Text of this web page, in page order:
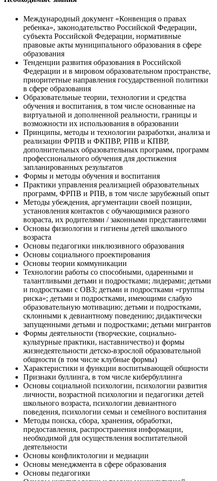
Международный документ «Конвенция о правах
ребенка», законодательство Российской Федерации,
субъекта Российской Федерации, нормативные
правовые акты муниципального образования в сфере
образования
Тенденции развития образования в Российской
Федерации и в мировом образовательном пространстве,
приоритетные направления государственной политики
в сфере образования
Образовательные теории, технологии и средства
обучения и воспитания, в том числе основанные на
виртуальной и дополненной реальности, границы и
возможности их использования в образовании
Принципы, методы и технологии разработки, анализа и
реализации ФРПВ и ФКПВР, РПВ и КПВР,
дополнительных образовательных программ, программ
профессионального обучения для достижения
запланированных результатов
Формы и методы обучения и воспитания
Практики управления реализацией образовательных
программ, ФРПВ и РПВ, в том числе зарубежный опыт
Методы убеждения, аргументации своей позиции,
установления контактов с обучающимися разного
возраста, их родителями / законными представителями
Основы физиологии и гигиены детей школьного
возраста
Основы педагогики инклюзивного образования
Основы социального проектирования
Основы теории коммуникации
Технологии работы со способными, одаренными и
талантливыми детьми и подростками; лидерами; детьми
и подростками с ОВЗ; детьми и подростками «группы
риска»; детьми и подростками, имеющими слабую
образовательную мотивацию; детьми и подростками,
склонными к девиантному поведению; дидактически
запущенными детьми и подростками; детьми мигрантов
Формы деятельности (творческие, социально-
культурные практики, наставничество) и формы
жизнедеятельности детско-взрослой образовательной
общности (в том числе клубные формы)
Характеристики и функции воспитывающей общности
Признаки буллинга, в том числе кибербуллинга
Основы социальной психологии, психологии развития
личности, возрастной психологии и педагогики детей
школьного возраста, психологии девиантного
поведения, психологии семьи и семейного воспитания
Методы поиска, сбора, хранения, обработки,
предоставления, распространения информации,
необходимой для осуществления воспитательной
деятельности
Основы конфликтологии и медиации
Основы менеджмента в сфере образования
Основы педагогики